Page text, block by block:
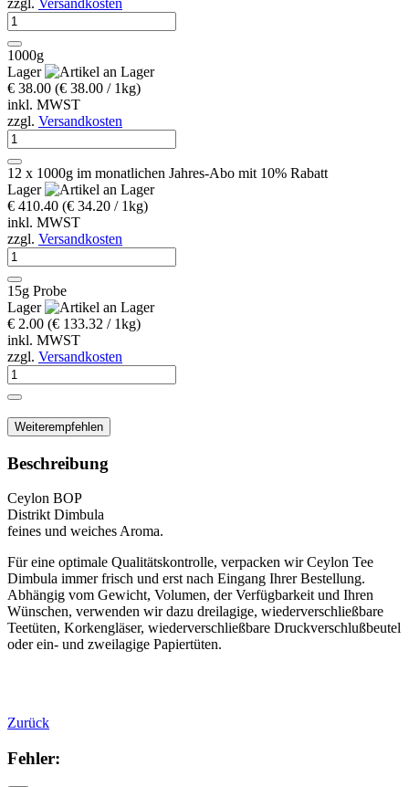
1000g
Lager
€ 38.00 (€ 38.00 / 1kg)
inkl. MWST
zzgl. Versandkosten
12 x 1000g im monatlichen Jahres-Abo mit 10% Rabatt
Lager
€ 410.40 (€ 34.20 / 1kg)
inkl. MWST
zzgl. Versandkosten
15g Probe
Lager
€ 2.00 (€ 133.32 / 1kg)
inkl. MWST
zzgl. Versandkosten
Weiterempfehlen
Beschreibung
Ceylon BOP
Distrikt Dimbula
feines und weiches Aroma.
Für eine optimale Qualitätskontrolle, verpacken wir Ceylon Tee
Dimbula immer frisch und erst nach Eingang Ihrer Bestellung.
Abhängig vom Gewicht, Volumen, der Verfügbarkeit und Ihren
Wünschen, verwenden wir dazu dreilagige, wiederverschließbare
Teetüten, Korkengläser, wiederverschließbare Druckverschlußbeutel
oder ein- und zweilagige Papiertüten.
Zurück
Fehler: